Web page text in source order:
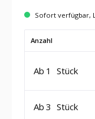
Sofort verfügbar,
Anzahl
Ab 1 Stück
Ab 3 Stück